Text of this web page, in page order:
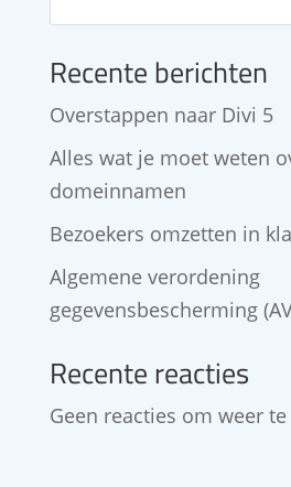
Recente berichten
Overstappen naar Divi 5
Alles wat je moet weten
domeinnamen
Bezoekers omzetten in
Algemene verordening
gegevensbescherming
Recente reacties
Geen reacties om weer te